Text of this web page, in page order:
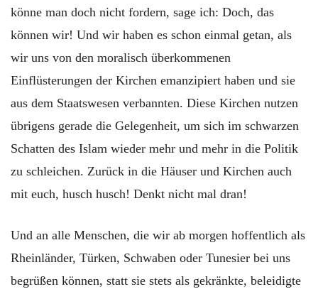
könne man doch nicht fordern, sage ich: Doch, das
können wir! Und wir haben es schon einmal getan, als
wir uns von den moralisch überkommenen
Einflüsterungen der Kirchen emanzipiert haben und sie
aus dem Staatswesen verbannten. Diese Kirchen nutzen
übrigens gerade die Gelegenheit, um sich im schwarzen
Schatten des Islam wieder mehr und mehr in die Politik
zu schleichen. Zurück in die Häuser und Kirchen auch
mit euch, husch husch! Denkt nicht mal dran!
Und an alle Menschen, die wir ab morgen hoffentlich als
Rheinländer, Türken, Schwaben oder Tunesier bei uns
begrüßen können, statt sie stets als gekränkte, beleidigte